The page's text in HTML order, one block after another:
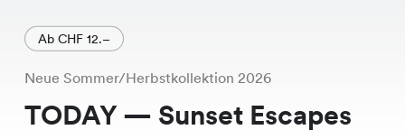
Ab CHF 12.–
Neue Sommer/Herbstkollektion 2026
TODAY — Sunset Escapes